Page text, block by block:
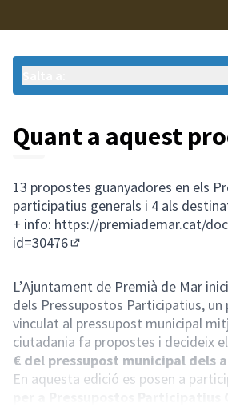
Quant a aquest
13 propostes guanyadores en els
participatius generals i 4 als
+ info: https://premiademar.cat/
id=30476
L’Ajuntament de Premià de Mar
dels Pressupostos Participatius,
vinculat al pressupost municipal
ciutadania fa propostes i decideix
€ del pressupost municipal dels
En aquesta edició es posen a